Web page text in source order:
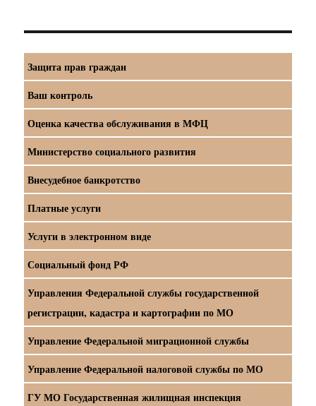
Защита прав граждан
Ваш контроль
Оценка качества обслуживания в МФЦ
Министерство социального развития
Внесудебное банкротство
Платные услуги
Услуги в электронном виде
Социальный фонд РФ
Управления Федеральной службы государственной
регистрации, кадастра и картографии по МО
Управление Федеральной миграционной службы
Управление Федеральной налоговой службы по МО
ГУ МО Государственная жилищная инспекция